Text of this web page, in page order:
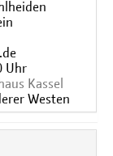
Uhr
Kassel
Westen